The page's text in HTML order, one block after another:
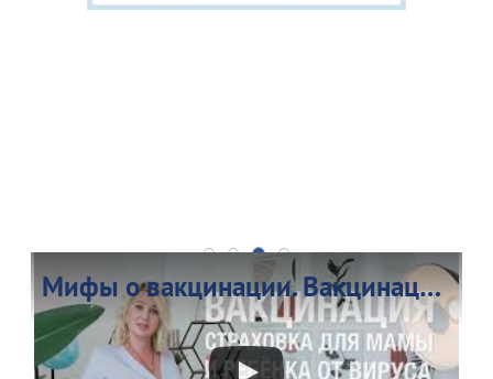
Мифы о вакцинации. Вакцинация и беременность